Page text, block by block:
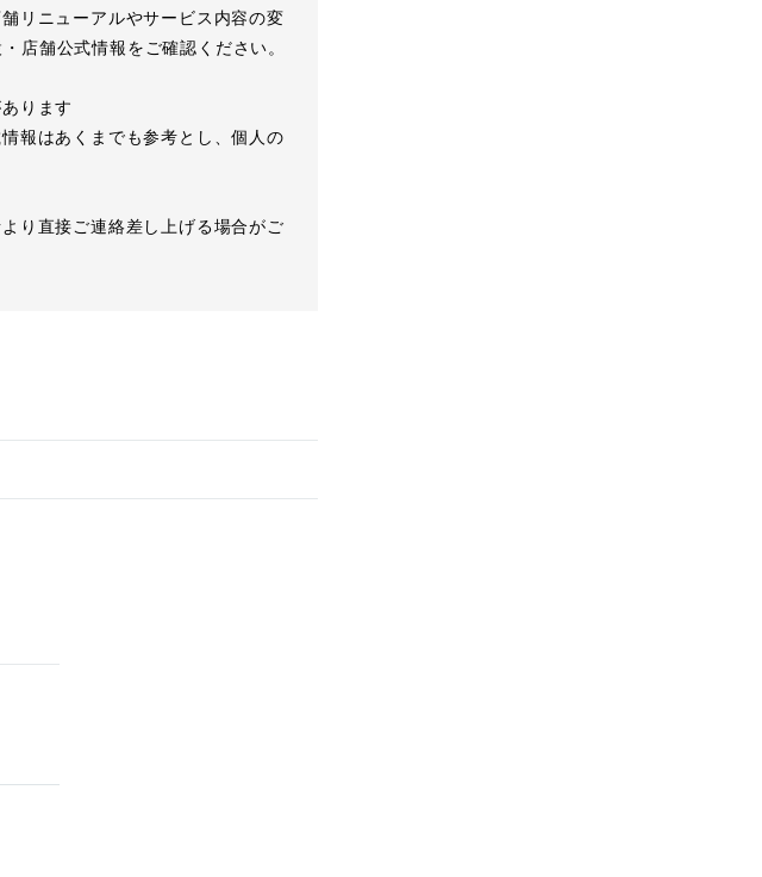
リニューアルやサービス内容の変
店舗公式情報をご確認ください。
ります
報はあくまでも参考とし、個人の
り直接ご連絡差し上げる場合がご